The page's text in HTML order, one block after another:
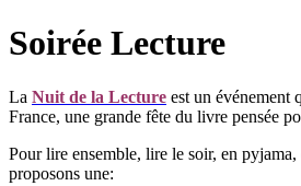
Soirée Lecture
La Nuit de la Lecture est un événement
France, une grande fête du livre pensée
Pour lire ensemble, lire le soir, en
proposons une: